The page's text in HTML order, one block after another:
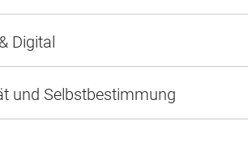
Digital
und Selbstbestimmung